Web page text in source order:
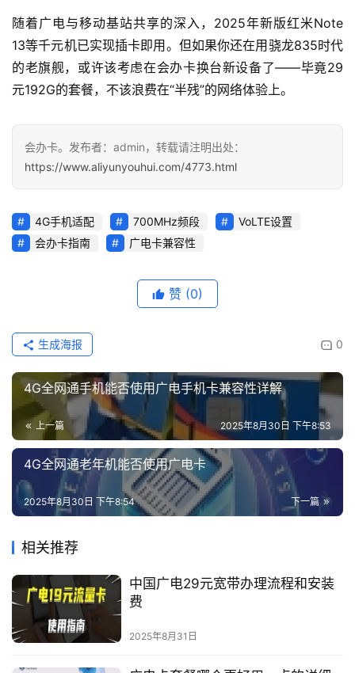
随着广电与移动基站共享的深入，2025年新版红米Note
13等千元机已实现插卡即用。但如果你还在用骁龙835时代
的老旗舰，或许该考虑在会办卡换台新设备了——毕竟29
元192G的套餐，不该浪费在“半残”的网络体验上。
会办卡。发布者：admin，转载请注明出处：
https://www.aliyunyouhui.com/4773.html
4G手机适配 700MHz频段
VoLTE设置
会办卡指南
广电卡兼容性
赞 (0)
0
生成海报
4G全网通手机能否使用广电手机卡兼容性详解
上一篇 2025年8月30日 下午8:53
4G全网通老年机能否使用广电卡
下一篇
2025年8月30日 下午8:54
相关推荐
中国广电29元宽带办理流程和安装
费
2025年8月31日